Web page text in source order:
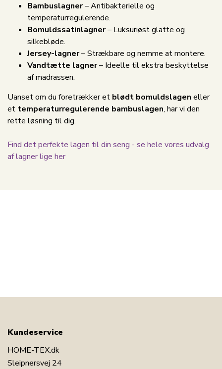
Bambuslagner– Antibakterielle og
temperaturregulerende.
Bomuldssatinlagner– Luksuriøst glatte og
silkebløde.
Jersey-lagner– Strækbare og nemme at montere.
Vandtætte lagner– Ideelle til ekstra beskyttelse
af madrassen.
Uanset om du foretrækker et blødt bomuldslagen eller
et temperaturregulerende bambuslagen, har vi den
rette løsning til dig.
Find det perfekte lagen til din seng - se hele vores udvalg
af lagner lige her
Kundeservice
HOME-TEX.dk
Sleipnersvej 24